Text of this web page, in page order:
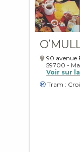
90 avenue
59700 -
Voir sur
Tram :